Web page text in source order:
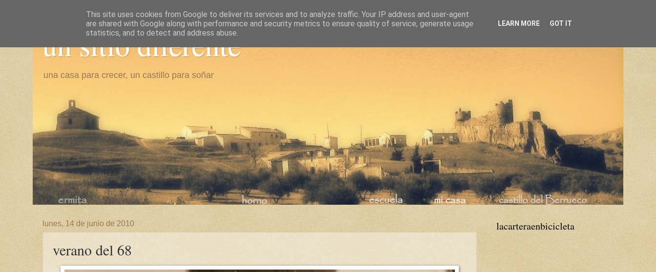
un sitio diferente
una casa para crecer, un castillo para soñar
lunes, 14 de junio de 2010
verano del 68
lacarteraenbicicleta
This site uses cookies from Google to deliver its services and to analyze traffic. Your IP address and user-agent
are shared with Google along with performance and security metrics to ensure quality of service, generate usage
statistics, and to detect and address abuse.
LEARN MORE GOT IT